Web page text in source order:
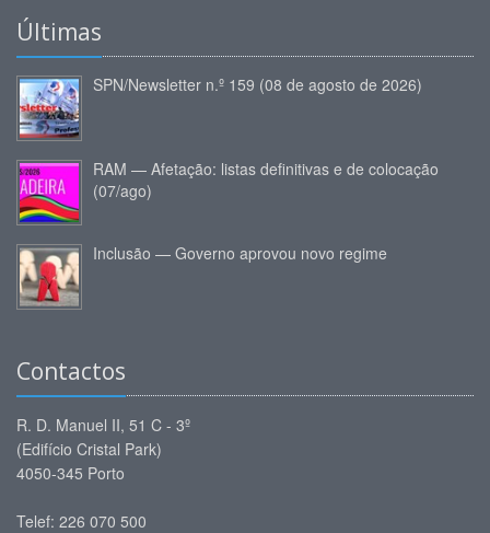
Últimas
SPN/Newsletter n.º 159 (08 de agosto de 2026)
RAM — Afetação: listas definitivas e de colocação
(07/ago)
Inclusão — Governo aprovou novo regime
Contactos
R. D. Manuel II, 51 C - 3º
(Edifício Cristal Park)
4050-345 Porto
Telef: 226 070 500